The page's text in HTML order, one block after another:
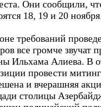
Они сообщили,
18, 19 и 20
требований
все громче звучат
Ильхама Алиева. В
провести
и вчерашняя
столицы